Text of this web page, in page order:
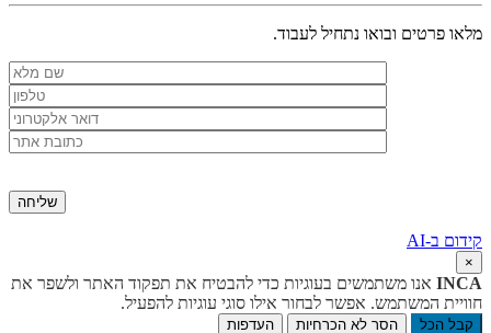
מלאו פרטים ובואו נתחיל לעבוד.
קידום ב-AI
×
INCA אנו משתמשים בעוגיות כדי להבטיח את תפקוד האתר ולשפר את
חוויית המשתמש. אפשר לבחור אילו סוגי עוגיות להפעיל.
קבל הכל הסר לא הכרחיות העדפות